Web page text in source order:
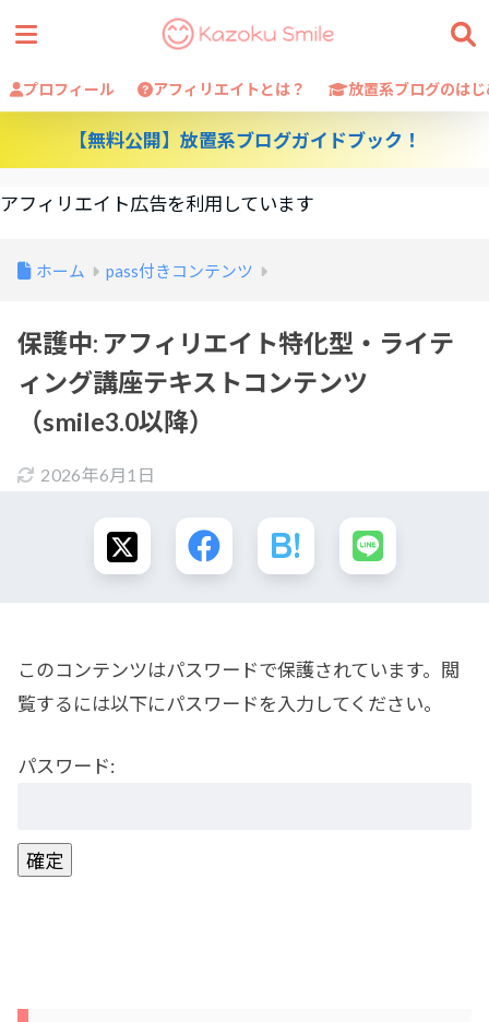
プロフィール アフィリエイトとは？ 放置系ブログのは
【無料公開】放置系ブログガイドブック！
アフィリエイト広告を利用しています
ホーム pass付きコンテンツ
保護中: アフィリエイト特化型・ライテ
ィング講座テキストコンテンツ
（smile3.0以降）
2026年6月1日
このコンテンツはパスワードで保護されています。閲
覧するには以下にパスワードを入力してください。
パスワード: